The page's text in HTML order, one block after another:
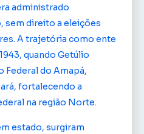
administrado
sem direito a eleições
A trajetória como ente
quando Getúlio
Federal do Amapá,
fortalecendo a
na região Norte.
estado, surgiram